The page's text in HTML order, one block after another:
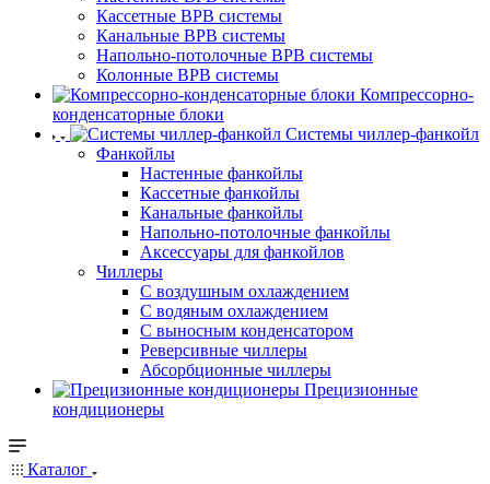
Кассетные ВРВ системы
Канальные ВРВ системы
Напольно-потолочные ВРВ системы
Колонные ВРВ системы
Компрессорно-
конденсаторные блоки
Системы чиллер-фанкойл
Фанкойлы
Настенные фанкойлы
Кассетные фанкойлы
Канальные фанкойлы
Напольно-потолочные фанкойлы
Аксессуары для фанкойлов
Чиллеры
С воздушным охлаждением
С водяным охлаждением
С выносным конденсатором
Реверсивные чиллеры
Абсорбционные чиллеры
Прецизионные
кондиционеры
Каталог